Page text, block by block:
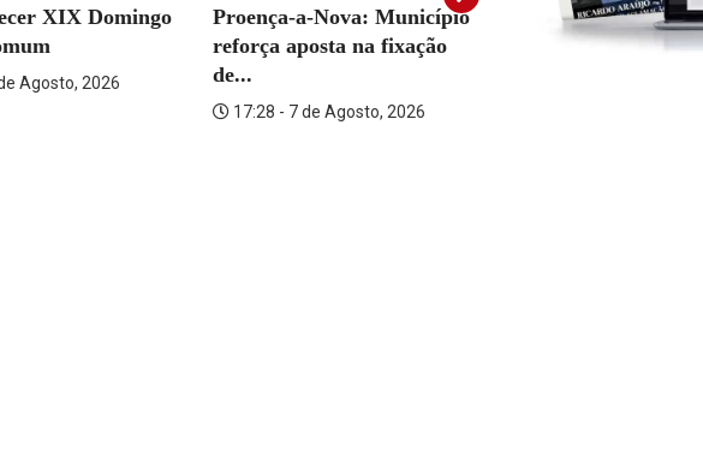
XIX Domingo
Agosto, 2026
Proença-a-Nova: Município
reforça aposta na fixação
de...
17:28 - 7 de Agosto, 2026
SOCIEDADE